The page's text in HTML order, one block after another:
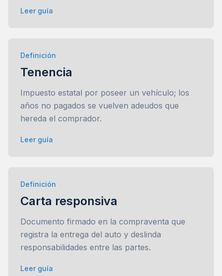
Leer guía
Definición
Tenencia
Impuesto estatal por poseer un vehículo; los
años no pagados se vuelven adeudos que
hereda el comprador.
Leer guía
Definición
Carta responsiva
Documento firmado en la compraventa que
registra la entrega del auto y deslinda
responsabilidades entre las partes.
Leer guía